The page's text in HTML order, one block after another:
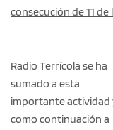
consecución de 11 de
Radio Terrícola se ha
sumado a esta
importante actividad
como continuación a